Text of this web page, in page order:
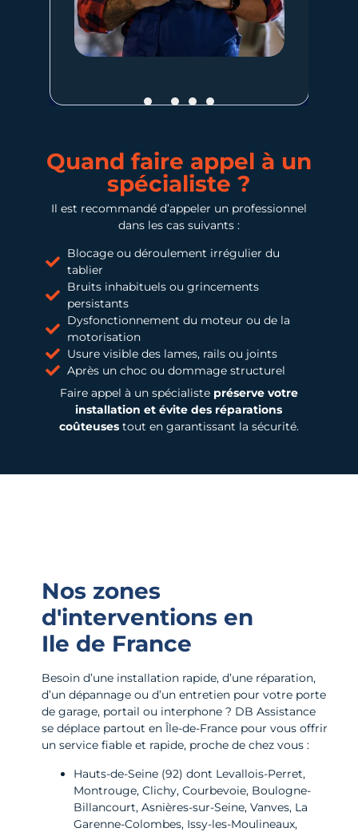
Quand faire appel à un
spécialiste ?
Il est recommandé d’appeler un professionnel
dans les cas suivants :
Blocage ou déroulement irrégulier du
tablier
Bruits inhabituels ou grincements
persistants
Dysfonctionnement du moteur ou de la
motorisation
Usure visible des lames, rails ou joints
Après un choc ou dommage structurel
Faire appel à un spécialiste préserve votre
installation et évite des réparations
coûteusestout en garantissant la sécurité.
Nos zones
d'interventions en
Ile de France
Besoin d’une installation rapide, d’une réparation,
d’un dépannage ou d’un entretien pour votre porte
de garage, portail ou interphone ? DB Assistance
se déplace partout en Île-de-France pour vous offrir
un service fiable et rapide, proche de chez vous :
Hauts-de-Seine (92) dont Levallois-Perret,
Montrouge, Clichy, Courbevoie, Boulogne-
Billancourt, Asnières-sur-Seine, Vanves, La
Garenne-Colombes, Issy-les-Moulineaux,